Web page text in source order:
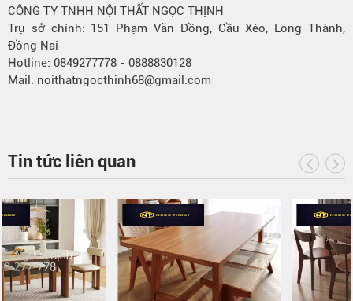
CÔNG TY TNHH NỘI THẤT NGỌC THỊNH
Trụ sở chính: 151 Phạm Văn Đồng, Cầu Xéo, Long Thành,
Đồng Nai
Hotline: 0849277778 - 0888830128
Mail: noithatngocthinh68@gmail.com
Tin tức liên quan